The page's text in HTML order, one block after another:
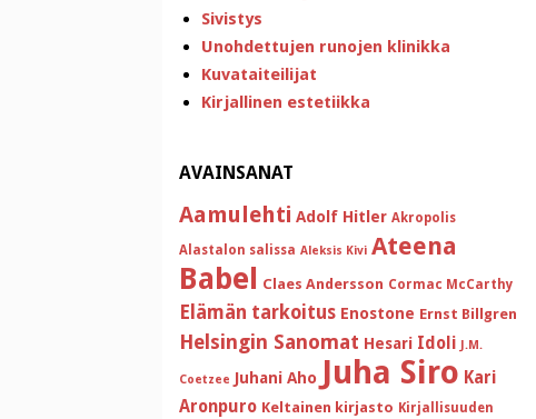
Sivistys
Unohdettujen runojen klinikka
Kuvataiteilijat
Kirjallinen estetiikka
AVAINSANAT
Aamulehti Adolf Hitler Akropolis
Alastalon salissa Aleksis Kivi Ateena
Babel Claes Andersson Cormac McCarthy
Elämän tarkoitus Enostone Ernst Billgren
Helsingin Sanomat Hesari Idoli J.M.
Coetzee Juhani Aho Juha Siro Kari
Aronpuro Keltainen kirjasto Kirjallisuuden